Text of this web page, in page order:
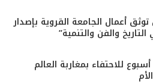
أعمال الجامعة القروية بإصدار
والفن والتنمية”
للاحتفاء بمغاربة العالم